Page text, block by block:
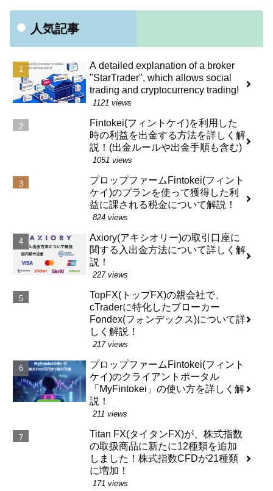
人気記事
A detailed explanation of a broker
"StarTrader", which allows social
trading and cryptocurrency trading!
1121 views
Fintokei(フィントケイ)を利用した
時の利益を出金する方法を詳しく解
説！(出金ルールや出金手順も含む)
1051 views
プロップファームFintokei(フィント
ケイ)のプランを使って獲得した利
益に課される税金について解説！
824 views
Axiory(アキシオリー)の取引口座に
関する入出金方法について詳しく解
説！
227 views
TopFX(トップFX)の親会社で、
cTraderに特化したブローカー
Fondex(フォンデックス)について詳
しく解説！
217 views
プロップファームFintokei(フィント
ケイ)のクライアントポータル
「MyFintokei」の使い方を詳しく解
説！
211 views
Titan FX(タイタンFX)が、株式指数
の取扱商品に新たに12種類を追加
しました！株式指数CFDが21種類
に増加！
171 views